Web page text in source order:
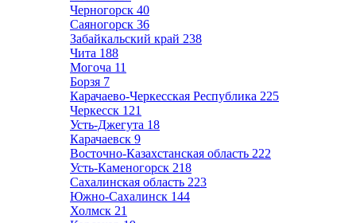
Черногорск 40
Саяногорск 36
Забайкальский край 238
Чита 188
Могоча 11
Борзя 7
Карачаево-Черкесская Республика 225
Черкесск 121
Усть-Джегута 18
Карачаевск 9
Восточно-Казахстанская область 222
Усть-Каменогорск 218
Сахалинская область 223
Южно-Сахалинск 144
Холмск 21